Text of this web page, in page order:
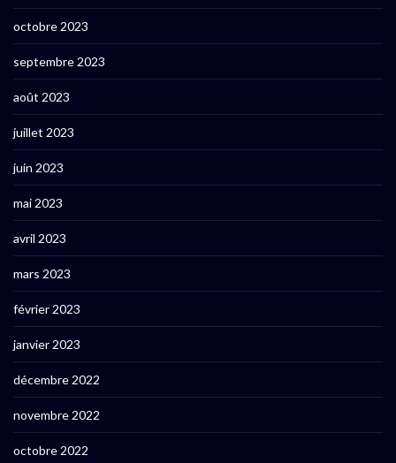
octobre 2023
septembre 2023
août 2023
juillet 2023
juin 2023
mai 2023
avril 2023
mars 2023
février 2023
janvier 2023
décembre 2022
novembre 2022
octobre 2022